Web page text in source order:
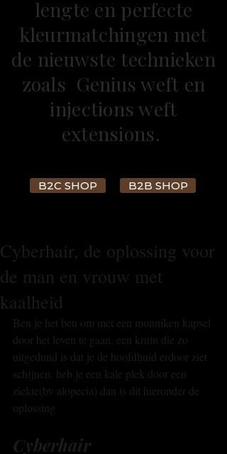
B2C SHOP B2B SHOP
lengte en perfecte
kleurmatchingen met
de nieuwste technieken
zoals Genius weft en
injections weft
extensions.
Cyberhair, de oplossing voor
de man en vrouw met
kaalheid
Ben je het beu om met een monniken kapsel
door het leven te gaan, een kruin die zo
uitgedund is dat je de hoofdhuid erdoor ziet
schijnen. heb je een kale plek door een
ziekte(bv alopecia) dan is dit hieronder de
oplossing
Cyberhair